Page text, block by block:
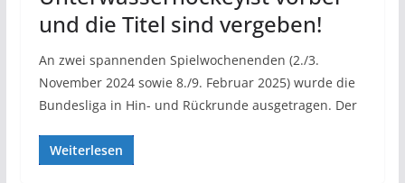
und die Titel sind vergeben!
An zwei spannenden Spielwochenenden (2./3.
November 2024 sowie 8./9. Februar 2025) wurde die
Bundesliga in Hin- und Rückrunde ausgetragen. Der
Weiterlesen